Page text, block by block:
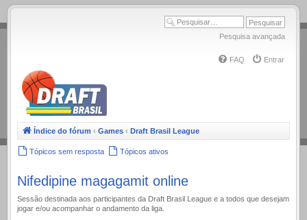
.
Pesquisa avançada
FAQ Entrar
Índice do fórum ‹ Games ‹ Draft Brasil League
Tópicos sem resposta Tópicos ativos
Nifedipine magagamit online
Sessão destinada aos participantes da Draft Brasil League e a todos que desejam
jogar e/ou acompanhar o andamento da liga.